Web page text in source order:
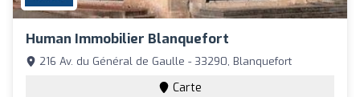
Human Immobilier Blanquefort
216 Av. du Général de Gaulle - 33290, Blanquefort
Carte